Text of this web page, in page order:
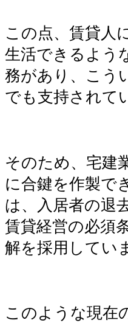
この点、賃貸人
生活できるよう
務があり、こう
でも支持されて
そのため、宅建
に合鍵を作製で
は、入居者の退
賃貸経営の必須
解を採用してい
このような現在